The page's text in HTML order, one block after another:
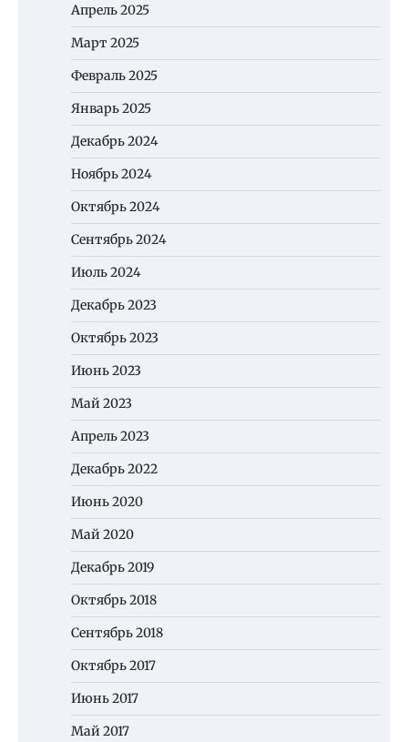
Апрель 2025
Март 2025
Февраль 2025
Январь 2025
Декабрь 2024
Ноябрь 2024
Октябрь 2024
Сентябрь 2024
Июль 2024
Декабрь 2023
Октябрь 2023
Июнь 2023
Май 2023
Апрель 2023
Декабрь 2022
Июнь 2020
Май 2020
Декабрь 2019
Октябрь 2018
Сентябрь 2018
Октябрь 2017
Июнь 2017
Май 2017